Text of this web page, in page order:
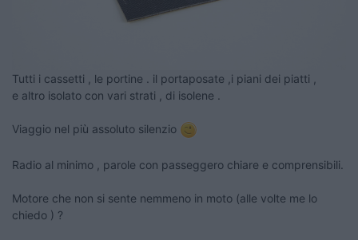
Tutti i cassetti , le portine . il portaposate ,i piani dei piatti ,
e altro isolato con vari strati , di isolene .
Viaggio nel più assoluto silenzio
Radio al minimo , parole con passeggero chiare e comprensibili.
Motore che non si sente nemmeno in moto (alle volte me lo
chiedo ) ?